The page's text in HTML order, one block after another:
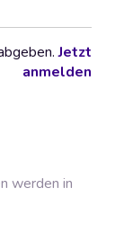
Jetzt
anmelden
werden in